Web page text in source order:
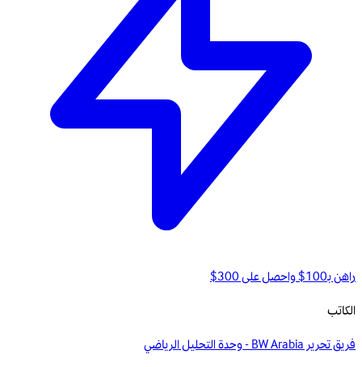
راهن بـ100$ واحصل على 300$
الكاتب
فريق تحرير BW Arabia - وحدة التحليل الرياضي